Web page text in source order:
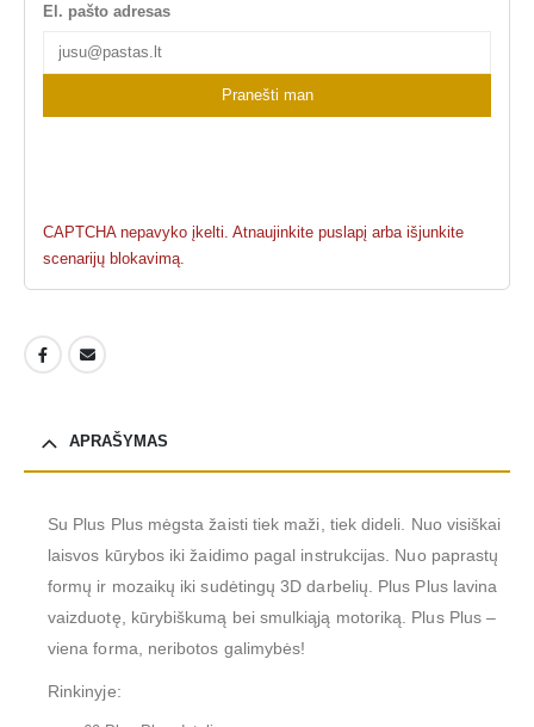
El. pašto adresas
Pranešti man
CAPTCHA nepavyko įkelti. Atnaujinkite puslapį arba išjunkite
scenarijų blokavimą.
APRAŠYMAS
Su Plus Plus mėgsta žaisti tiek maži, tiek dideli. Nuo visiškai
laisvos kūrybos iki žaidimo pagal instrukcijas. Nuo paprastų
formų ir mozaikų iki sudėtingų 3D darbelių. Plus Plus lavina
vaizduotę, kūrybiškumą bei smulkiąją motoriką. Plus Plus –
viena forma, neribotos galimybės!
Rinkinyje: